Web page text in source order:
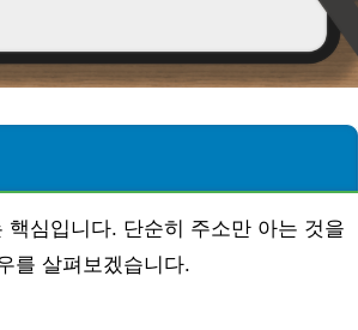
심입니다. 단순히 주소만 아는 것을
를 살펴보겠습니다.